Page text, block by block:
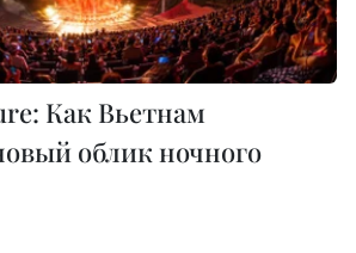
Как Вьетнам
облик ночного